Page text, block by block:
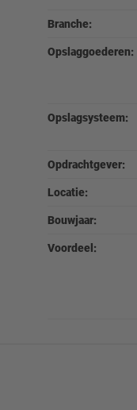
Branche:
Opslaggoederen:
Opslagsysteem:
Opdrachtgever:
Locatie:
Bouwjaar:
Voordeel: